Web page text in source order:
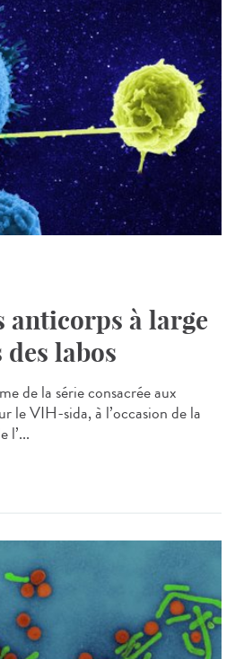
anticorps à large
labos
de la série consacrée aux
le VIH-sida, à l’occasion de la
l’...